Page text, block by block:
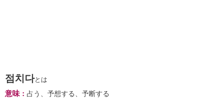
점치다とは
意味： 占う、予想する、予断する